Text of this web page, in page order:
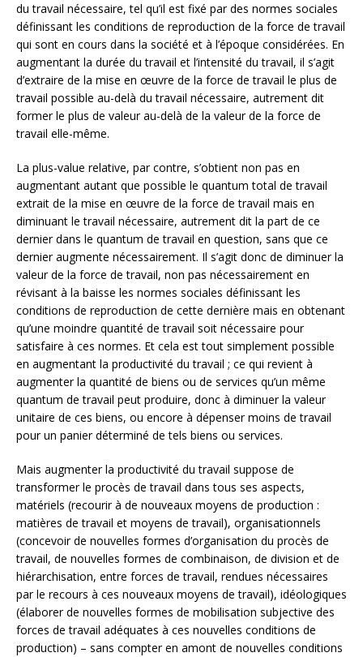
du travail nécessaire, tel qu’il est fixé par des normes sociales
définissant les conditions de reproduction de la force de travail
qui sont en cours dans la société et à l’époque considérées. En
augmentant la durée du travail et l’intensité du travail, il s’agit
d’extraire de la mise en œuvre de la force de travail le plus de
travail possible au-delà du travail nécessaire, autrement dit
former le plus de valeur au-delà de la valeur de la force de
travail elle-même.
La plus-value relative, par contre, s’obtient non pas en
augmentant autant que possible le quantum total de travail
extrait de la mise en œuvre de la force de travail mais en
diminuant le travail nécessaire, autrement dit la part de ce
dernier dans le quantum de travail en question, sans que ce
dernier augmente nécessairement. Il s’agit donc de diminuer la
valeur de la force de travail, non pas nécessairement en
révisant à la baisse les normes sociales définissant les
conditions de reproduction de cette dernière mais en obtenant
qu’une moindre quantité de travail soit nécessaire pour
satisfaire à ces normes. Et cela est tout simplement possible
en augmentant la productivité du travail ; ce qui revient à
augmenter la quantité de biens ou de services qu’un même
quantum de travail peut produire, donc à diminuer la valeur
unitaire de ces biens, ou encore à dépenser moins de travail
pour un panier déterminé de tels biens ou services.
Mais augmenter la productivité du travail suppose de
transformer le procès de travail dans tous ses aspects,
matériels (recourir à de nouveaux moyens de production :
matières de travail et moyens de travail), organisationnels
(concevoir de nouvelles formes d’organisation du procès de
travail, de nouvelles formes de combinaison, de division et de
hiérarchisation, entre forces de travail, rendues nécessaires
par le recours à ces nouveaux moyens de travail), idéologiques
(élaborer de nouvelles formes de mobilisation subjective des
forces de travail adéquates à ces nouvelles conditions de
production) – sans compter en amont de nouvelles conditions